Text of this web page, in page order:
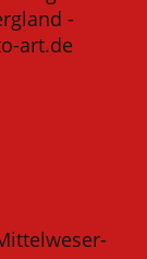
-
art.de